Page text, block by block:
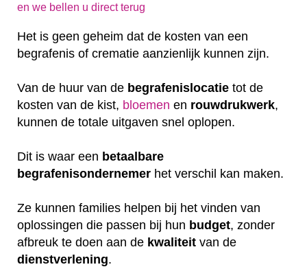
en we bellen u direct terug
Het is geen geheim dat de kosten van een
begrafenis of crematie aanzienlijk kunnen zijn.
Van de huur van de begrafenislocatie tot de
kosten van de kist, bloemen en rouwdrukwerk,
kunnen de totale uitgaven snel oplopen.
Dit is waar een betaalbare
begrafenisondernemer het verschil kan maken.
Ze kunnen families helpen bij het vinden van
oplossingen die passen bij hun budget, zonder
afbreuk te doen aan de kwaliteit van de
dienstverlening.